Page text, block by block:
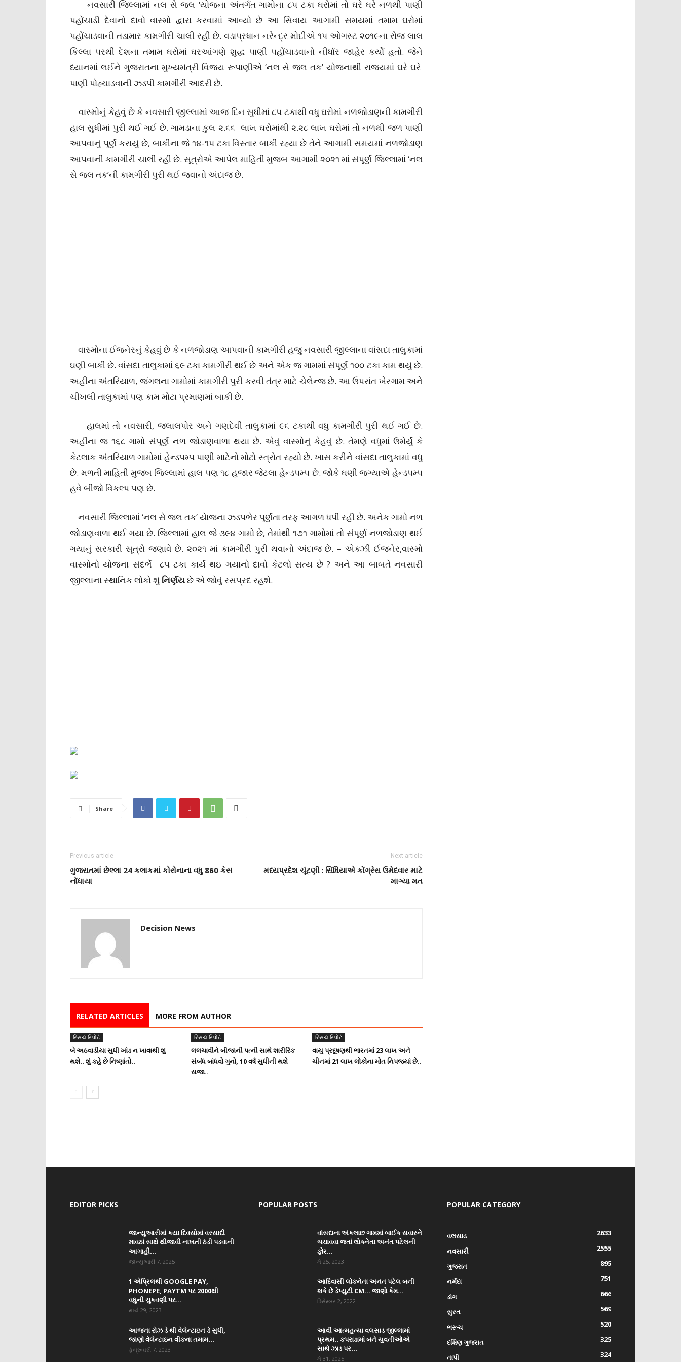
નવસારી જિલ્લામાં નલ સે જલ ‘યોજના અંતર્ગત ગામોના ૮૫ ટકા ઘરોમાં તો ઘરે ઘરે નળથી પાણી
પહોંચાડી દેવાનો દાવો વાસ્મો દ્વારા કરવામાં આવ્યો છે આ સિવાય આગામી સમયમાં તમામ ઘરોમાં
પહોંચાડવાની તડામાર કામગીરી ચાલી રહી છે. વડાપ્રધાન નરેન્દ્ર મોદીએ ૧૫ ઓગસ્ટ ૨૦૧૯ના રોજ લાલ
કિલ્લા પરથી દેશના તમામ ઘરોમાં ઘરઆંગણે શુદ્ધ પાણી પહોંચાડવાનો નીર્ધાર જાહેર કર્યો હતો. જેને
ધ્યાનમાં લઈને ગુજરાતના મુખ્યમંત્રી વિજય રૂપાણીએ ‘નલ સે જલ તક’ યોજનાથી રાજ્યમાં ઘરે ઘરે
પાણી પોહ્ચાડવાની ઝડપી કામગીરી આદરી છે.
વાસ્મોનું કેહવું છે કે નવસારી જીલ્લામાં આજ દિન સુધીમાં ૮૫ ટકાથી વધુ ઘરોમાં નળજોડાણની કામગીરી
હાલ સુધીમાં પુરી થઈ ગઈ છે. ગામડાના કુલ ૨.૬૬ લાખ ઘરોમાંથી ૨.૨૮ લાખ ઘરોમાં તો નળથી જળ પાણી
આપવાનું પૂર્ણ કરાયું છે, બાકીના જે ૧૪-૧૫ ટકા વિસ્તાર બાકી રહ્યા છે તેને આગામી સમયમાં નળજોડાણ
આપવાની કામગીરી ચાલી રહી છે. સૂત્રોએ આપેલ માહિતી મુજબ આગામી ૨૦૨૧ માં સંપૂર્ણ જિલ્લામાં ‘નલ
સે જલ તક’ની કામગીરી પુરી થઈ જવાનો અંદાજ છે.
વાસ્મોના ઈજનેરનું કેહવું છે કે નળજોડાણ આપવાની કામગીરી હજુ નવસારી જીલ્લાના વાંસદા તાલુકામાં
ઘણી બાકી છે. વાંસદા તાલુકામાં ૬૯ ટકા કામગીરી થઈ છે અને એક જ ગામમાં સંપૂર્ણ ૧૦૦ ટકા કામ થયું છે.
અહીંના અંતરિયાળ, જંગલના ગામોમાં કામગીરી પુરી કરવી તંત્ર માટે ચેલેન્જ છે. આ ઉપરાંત ખેરગામ અને
ચીખલી તાલુકામાં પણ કામ મોટા પ્રમાણમાં બાકી છે.
હાલમાં તો નવસારી, જલાલપોર અને ગણદેવી તાલુકામાં ૯૬ ટકાથી વધુ કામગીરી પુરી થઈ ગઈ છે.
અહીંના જ ૧૬૮ ગામો સંપૂર્ણ નળ જોડાણવાળા થયા છે. એવું વાસ્મોનું કેહવું છે. તેમણે વધુમાં ઉમેર્યું કે
કેટલાક અંતરિયાળ ગામોમાં હેન્ડપમ્પ પાણી માટેનો મોટો સ્ત્રોત રહ્યો છે. ખાસ કરીને વાંસદા તાલુકામાં વધુ
છે. મળતી માહિતી મુજબ જિલ્લામાં હાલ પણ ૧૮ હજાર જેટલા હેન્ડપમ્પ છે. જોકે ઘણી જગ્યાએ હેન્ડપમ્પ
હવે બીજો વિકલ્પ પણ છે.
નવસારી જિલ્લામાં ‘નલ સે જલ તક’ યાેજના ઝડપભેર પૂર્ણતા તરફ આગળ ધપી રહી છે. અનેક ગામો નળ
જોડાણવાળા થઈ ગયા છે. જિલ્લામાં હાલ જે ૩૯૪ ગામો છે, તેમાંથી ૧૭૧ ગામોમાં તો સંપૂર્ણ નળજોડાણ થઈ
ગયાનું સરકારી સૂત્રો જણાવે છે. ૨૦૨૧ માં કામગીરી પુરી થવાનો અંદાજ છે. – એક્ઝી ઈજનેર,વાસ્મો
વાસ્મોનો યોજના સંદર્ભે ૮૫ ટકા કાર્ય થઇ ગયાનો દાવો કેટલો સત્ય છે ? અને આ બાબતે નવસારી
જીલ્લાના સ્થાનિક લોકો શું નિર્ણયછે એ જોવું રસપ્રદ રહશે.
Share
Previous article
ગુજરાતમાં છેલ્લા 24 કલાકમાં કોરોનાના વધુ 860 કેસ
નોંધાયા
Next article
મધ્યપ્રદેશ ચૂંટણી : સિંધિયાએ કોંગ્રેસ ઉમેદવાર માટે
માગ્યા મત
Decision News
RELATED ARTICLES MORE FROM AUTHOR
રિસર્ચ રિપોર્ટ
બે અઠવાડીયા સુધી ખાંડ ન ખાવાથી શું
થશે.. શું કહે છે નિષ્ણાંતો..
રિસર્ચ રિપોર્ટ
લલચાવીને બીજાની પત્ની સાથે શારીરિક
સંબંધ બાંધવો ગુનો, 10 વર્ષ સુધીની થશે
સજા..
રિસર્ચ રિપોર્ટ
વાયુ પ્રદૂષણથી ભારતમાં 23 લાખ અને
ચીનમાં 21 લાખ લોકોના મોત નિપજ્યાં છે..
EDITOR PICKS
જાન્યુઆરીમાં કયા દિવસોમાં વરસાદી
માવઠાં સાથે થીજાવી નાખતી ઠંડી પડવાની
આગાહી...
જાન્યુઆરી 7, 2025
1 એપ્રિલથી GOOGLE PAY,
PHONEPE, PAYTM પર 2000થી
વધુની ચુકવણી પર...
માર્ચ 29, 2023
આજના રોઝ ડે થી વેલેન્ટાઇન ડે સુધી,
જાણો વેલેન્ટાઇન વીકના તમામ...
ફેબ્રુવારી 7, 2023
POPULAR POSTS
વાંસદાના અંકલાછ ગામમાં બાઈક સવારને
બચાવવા જતાં લોક્નેતા અનંત પટેલની
ફોર...
મે 25, 2023
આદિવાસી લોકનેતા અનંત પટેલ બની
શકે છે ડેપ્યુટી CM… જાણો કેમ...
ડિસેમ્બર 2, 2022
આવી આત્મહત્યા વલસાડ જીલ્લામાં
પ્રથમ.. કપરાડામાં બંને યુવતીઓએ
સાથે ઝાડ પર...
મે 31, 2025
POPULAR CATEGORY
વલસાડ
2633
નવસારી
2555
ગુજરાત
895
નર્મદા
751
ડાંગ
666
સુરત
569
ભરૂચ
520
દક્ષિણ ગુજરાત
325
તાપી
324